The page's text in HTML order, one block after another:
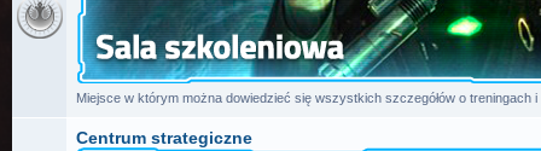
Miejsce w którym można dowiedzieć się wszystkich szczegółów o treningach
Centrum strategiczne